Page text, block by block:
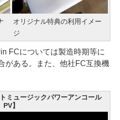
オリジナル特典の利用イメー
ジ
FCについては製造時期等に
がある。また、他社FC互換機
ミュージックパワーアンコール
PV】